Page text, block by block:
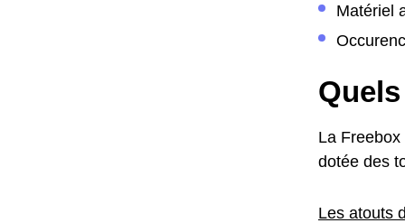
Matériel
La
dotée des
Les atouts